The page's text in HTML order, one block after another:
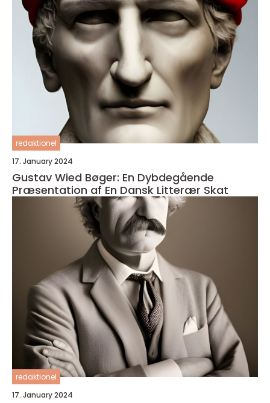
redaktionel
17. January 2024
Gustav Wied Bøger: En Dybdegående
Præsentation af En Dansk Litterær Skat
redaktionel
17. January 2024